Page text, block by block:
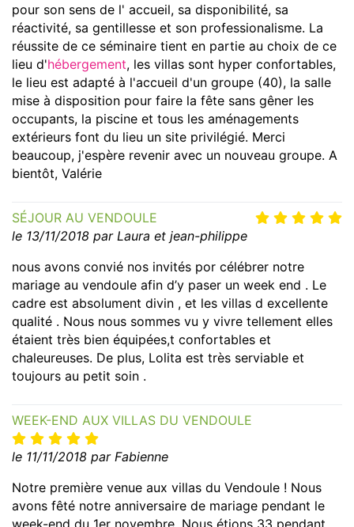
pour son sens de l' accueil, sa disponibilité, sa
réactivité, sa gentillesse et son professionalisme. La
réussite de ce séminaire tient en partie au choix de ce
lieu d'hébergement, les villas sont hyper confortables,
le lieu est adapté à l'accueil d'un groupe (40), la salle
mise à disposition pour faire la fête sans gêner les
occupants, la piscine et tous les aménagements
extérieurs font du lieu un site privilégié. Merci
beaucoup, j'espère revenir avec un nouveau groupe. A
bientôt, Valérie
SÉJOUR AU VENDOULE
le 13/11/2018 par Laura et jean-philippe
nous avons convié nos invités por célébrer notre
mariage au vendoule afin d’y paser un week end . Le
cadre est absolument divin , et les villas d excellente
qualité . Nous nous sommes vu y vivre tellement elles
étaient très bien équipées,t confortables et
chaleureuses. De plus, Lolita est très serviable et
toujours au petit soin .
WEEK-END AUX VILLAS DU VENDOULE
le 11/11/2018 par Fabienne
Notre première venue aux villas du Vendoule ! Nous
avons fêté notre anniversaire de mariage pendant le
week-end du 1er novembre. Nous étions 33 pendant